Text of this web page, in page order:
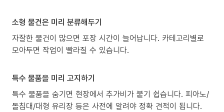
소형 물건은 미리 분류해두기
자잘한 물건이 많으면 포장 시간이 늘어납니다. 카테고리별로
모아두면 작업이 빨라질 수 있습니다.
특수 물품을 미리 고지하기
특수 물품을 숨기면 현장에서 추가비가 붙기 쉽습니다. 피아노/
돌침대/대형 유리장 등은 사전에 알려야 정확 견적이 됩니다.